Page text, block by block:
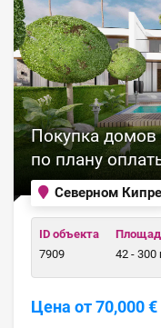
Северном Кипре
Покупка домов
по плану
ID объекта
7909
42 - 300
Цена от 70,000 €